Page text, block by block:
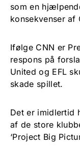
som en
konsekvenser af
Ifølge CNN er
respons på
United og EFL
skade spillet.
Det er imidlertid
af de store
‘Project Big